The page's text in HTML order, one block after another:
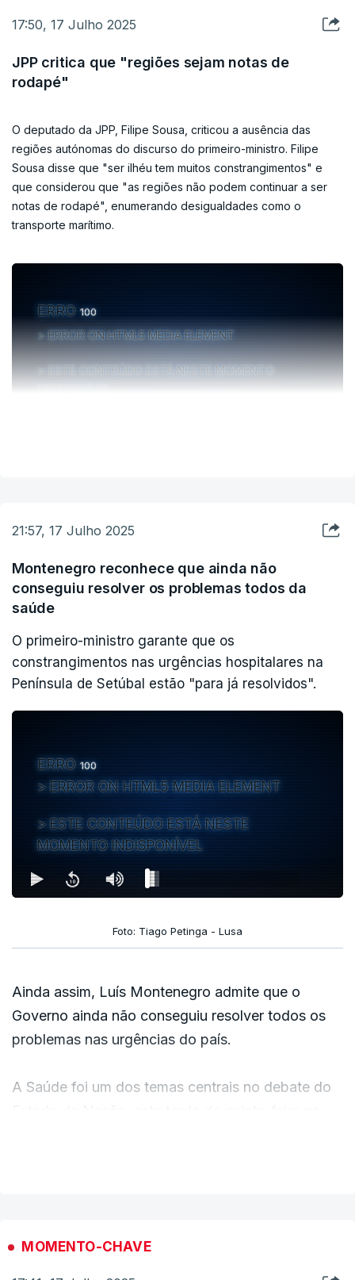
17:50, 17 Julho 2025
JPP critica que "regiões sejam notas de
rodapé"
O deputado da JPP, Filipe Sousa, criticou a ausência das
regiões autónomas do discurso do primeiro-ministro. Filipe
Sousa disse que "ser ilhéu tem muitos constrangimentos" e
que considerou que "as regiões não podem continuar a ser
notas de rodapé", enumerando desigualdades como o
transporte marítimo.
ERRO100
ERROR ON HTML5 MEDIA ELEMENT
ESTE CONTEÚDO ESTÁ NESTE MOMENTO
INDISPONÍVEL
21:57, 17 Julho 2025
Montenegro reconhece que ainda não
conseguiu resolver os problemas todos da
saúde
O primeiro-ministro garante que os
constrangimentos nas urgências hospitalares na
Península de Setúbal estão "para já resolvidos".
ERRO100
ERROR ON HTML5 MEDIA ELEMENT
ESTE CONTEÚDO ESTÁ NESTE
MOMENTO INDISPONÍVEL
Foto: Tiago Petinga - Lusa
Ainda assim, Luís Montenegro admite que o
Governo ainda não conseguiu resolver todos os
problemas nas urgências do país.
A Saúde foi um dos temas centrais no debate do
MOMENTO-CHAVE